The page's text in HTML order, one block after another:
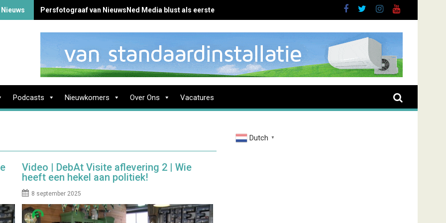
Nieuws Persfotograaf van NieuwsNed Media blust als eerste brand Zenderstraat
Podcasts Nieuwkomers Over Ons Vacatures
Video | DebAt Visite aflevering 2 | Wie
heeft een hekel aan politiek!
8 september 2025
Dutch ▼